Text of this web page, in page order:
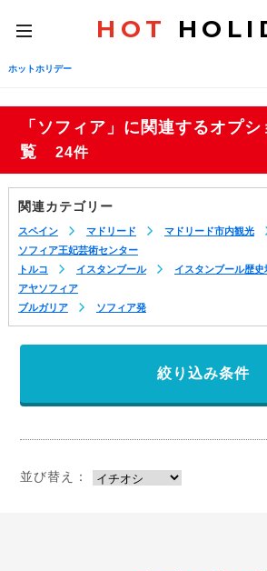
toggle
navigation
HOT
ホットホリデー
「ソフィア」に関連するオプ
覧
24件
関連カテゴリー
スペイン マドリード
マドリード市内観光
ソフィア王妃芸術センター
トルコ
イスタンブール
イスタンブール歴史
アヤソフィア
ブルガリア
ソフィア発
絞り込み条件
並び替え：